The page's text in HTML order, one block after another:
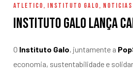
ATLETICO, INSTITUTO GALO, NOTICIAS
Instituto Galo lança
O Instituto Galo, juntamente a
economia, sustentabilidade e